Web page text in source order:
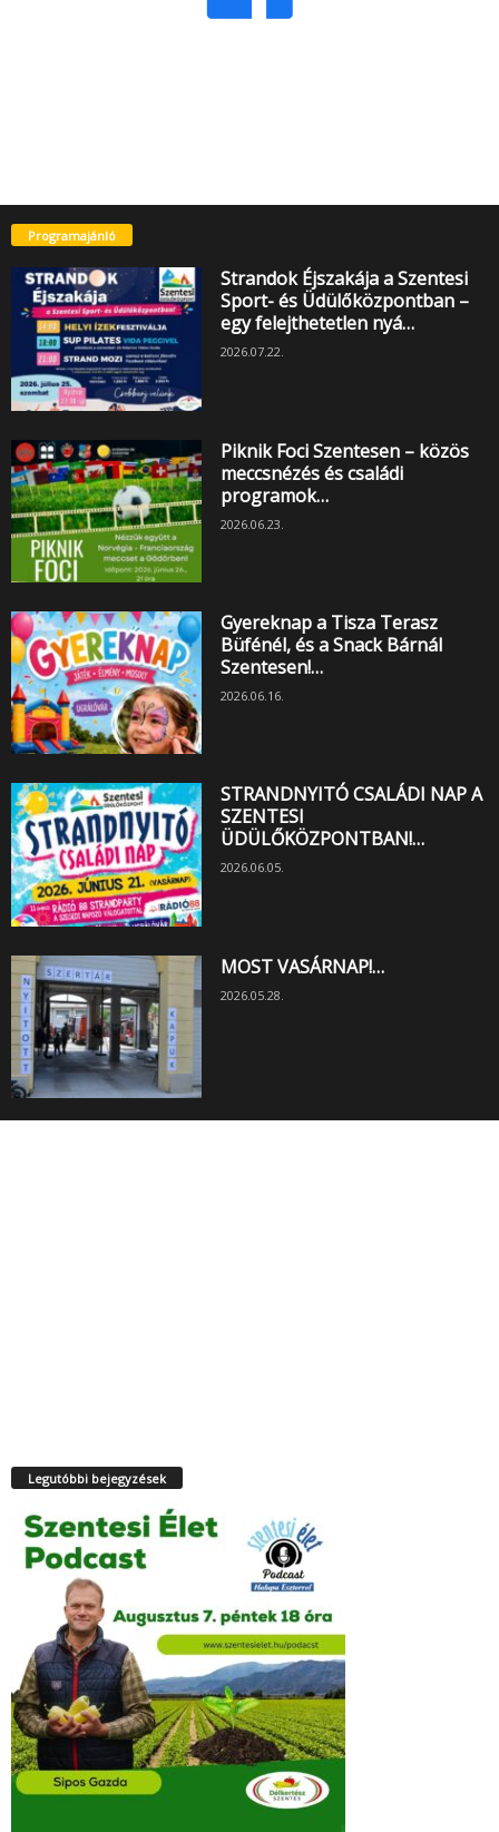
Programajánló
Strandok Éjszakája a Szentesi
Sport- és Üdülőközpontban –
egy felejthetetlen nyá…
2026.07.22.
Piknik Foci Szentesen – közös
meccsnézés és családi
programok…
2026.06.23.
Gyereknap a Tisza Terasz
Büfénél, és a Snack Bárnál
Szentesen!…
2026.06.16.
STRANDNYITÓ CSALÁDI NAP A
SZENTESI
ÜDÜLŐKÖZPONTBAN!…
2026.06.05.
MOST VASÁRNAP!…
2026.05.28.
Legutóbbi bejegyzések